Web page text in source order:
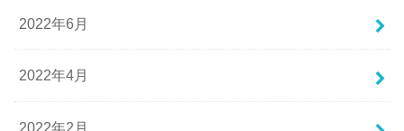
2022年6月
2022年4月
2022年2月